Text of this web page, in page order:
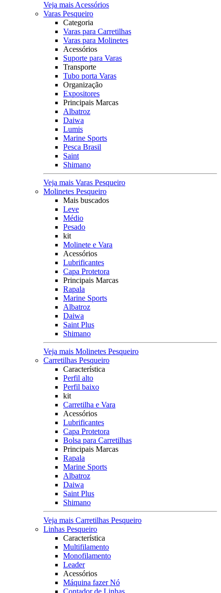
Veja mais Acessórios
Varas Pesqueiro
Categoria
Varas para Carretilhas
Varas para Molinetes
Acessórios
Suporte para Varas
Transporte
Tubo porta Varas
Organização
Expositores
Principais Marcas
Albatroz
Daiwa
Lumis
Marine Sports
Pesca Brasil
Saint
Shimano
Veja mais Varas Pesqueiro
Molinetes Pesqueiro
Mais buscados
Leve
Médio
Pesado
kit
Molinete e Vara
Acessórios
Lubrificantes
Capa Protetora
Principais Marcas
Rapala
Marine Sports
Albatroz
Daiwa
Saint Plus
Shimano
Veja mais Molinetes Pesqueiro
Carretilhas Pesqueiro
Característica
Perfil alto
Perfil baixo
kit
Carretilha e Vara
Acessórios
Lubrificantes
Capa Protetora
Bolsa para Carretilhas
Principais Marcas
Rapala
Marine Sports
Albatroz
Daiwa
Saint Plus
Shimano
Veja mais Carretilhas Pesqueiro
Linhas Pesqueiro
Característica
Multifilamento
Monofilamento
Leader
Acessórios
Máquina fazer Nó
Contador de Linhas